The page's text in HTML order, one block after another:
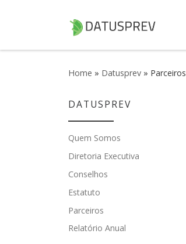
Skip to content
Home » Datusprev » Parceiros
DATUSPREV
Quem Somos
Diretoria Executiva
Conselhos
Estatuto
Parceiros
Relatório Anual